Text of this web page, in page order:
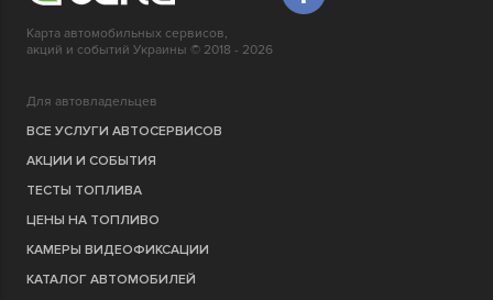
Карта автомобильных сервисов,
акций и событий Украины © 2018 - 2026
Для автовладельцев
ВСЕ УСЛУГИ АВТОСЕРВИСОВ
АКЦИИ И СОБЫТИЯ
ТЕСТЫ ТОПЛИВА
ЦЕНЫ НА ТОПЛИВО
КАМЕРЫ ВИДЕОФИКСАЦИИ
КАТАЛОГ АВТОМОБИЛЕЙ